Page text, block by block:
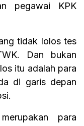
pegawai KPK
tidak lolos tes
Dan bukan
itu adalah para
di garis depan
para